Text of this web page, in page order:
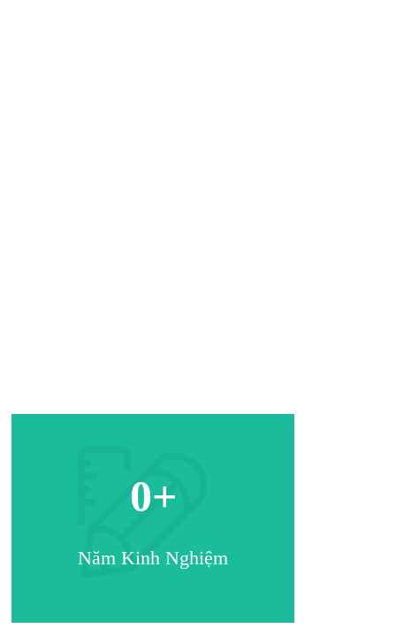
0+
Năm Kinh Nghiệm